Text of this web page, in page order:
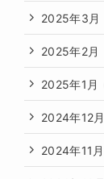
2025年3月
2025年2月
2025年1月
2024年12月
2024年11月